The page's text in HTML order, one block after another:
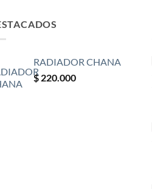
RADIADOR CHANA
$ 220.000